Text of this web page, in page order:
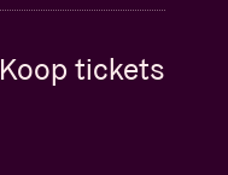
Koop tickets